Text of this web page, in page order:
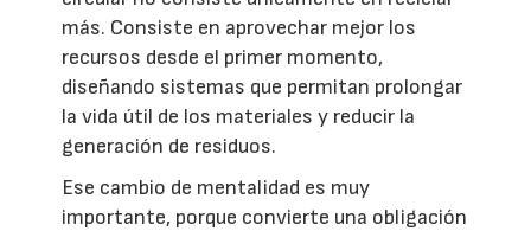
más. Consiste en aprovechar mejor los
recursos desde el primer momento,
diseñando sistemas que permitan prolongar
la vida útil de los materiales y reducir la
generación de residuos.
Ese cambio de mentalidad es muy
importante, porque convierte una obligación